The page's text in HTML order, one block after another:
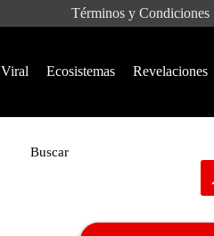
Términos y Condiciones
Viral Ecosistemas Revelaciones
Buscar